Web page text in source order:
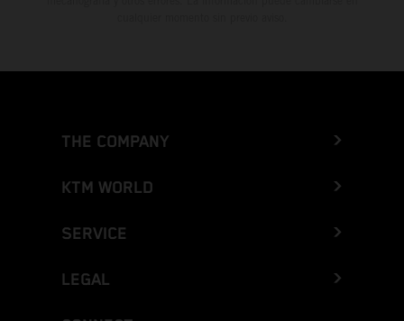
THE COMPANY
KTM WORLD
SERVICE
LEGAL